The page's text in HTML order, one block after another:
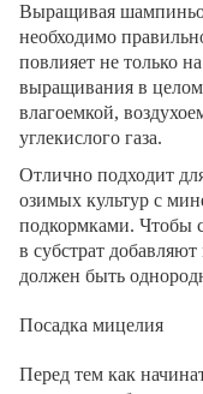
Выращивая
необходимо
повлияет не только
выращивания в
влагоемкой,
углекислого газа.
Отлично подходит
озимых культур с
подкормками. Чтобы
в субстрат
должен быть
Посадка мицелия
Перед тем как